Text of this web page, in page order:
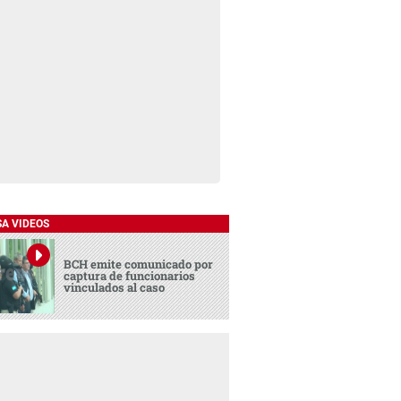
VIDEOS
BCH emite comunicado por
captura de funcionarios
vinculados al caso